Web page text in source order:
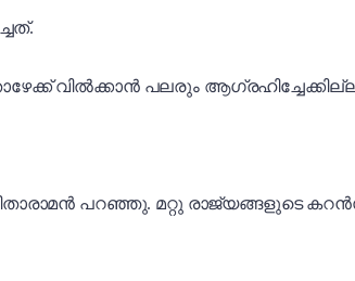
വിൽക്കാൻ പലരും
പറഞ്ഞു. മറ്റു രാജ്യങ്ങളുടെ